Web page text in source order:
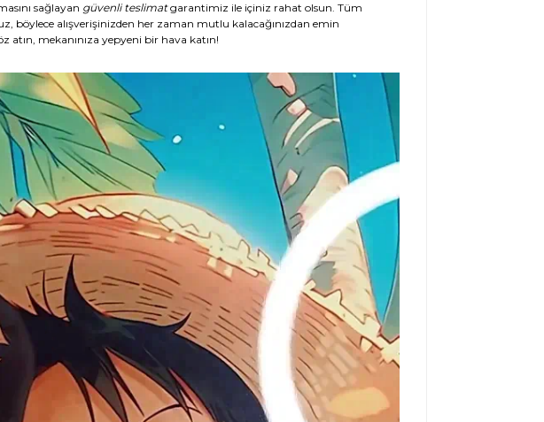
sağlayan güvenli teslimatgarantimiz ile içiniz rahat olsun. Tüm
böylece alışverişinizden her zaman mutlu kalacağınızdan emin
atın, mekanınıza yepyeni bir hava katın!